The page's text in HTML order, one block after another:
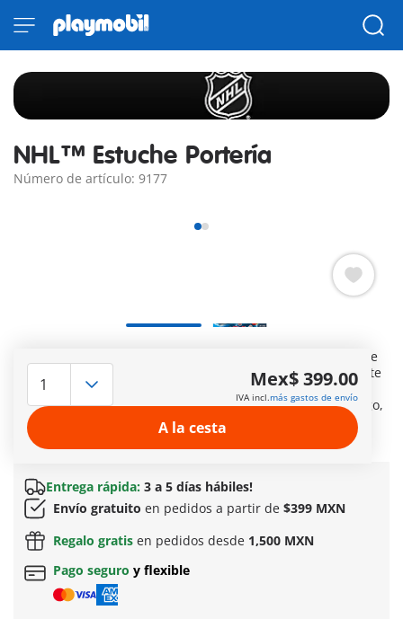
NHL™ Estuche Portería
Número de artículo: 9177
Marca el gol ganador del juego con el estuche de transporte
NHL® portería. Este estuche compacto para llevar le permite
a su hijo explorar su imaginación y elegir sus equipos
favoritos para enfrentar. Cuando termine el tiempo de juego,
¡simplemente guarda las piezas dentro del estuche para la
próxima vez!
Más información
Entrega rápida: 3 a 5 días hábiles!
Envío gratuito en pedidos a partir de $399 MXN
Regalo gratis en pedidos desde 1,500 MXN
Pago seguro y flexible
Mex$ 399.00
IVA incl.más gastos de envío
A la cesta